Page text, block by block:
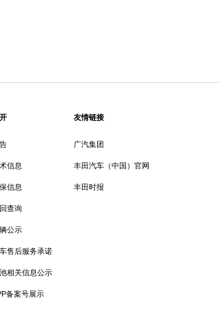
信息
信息
查询
公示
售后服务承诺
相关信息公示
备案号展示
友情链接
广汽集团
丰田汽车（中国）官网
丰田时报